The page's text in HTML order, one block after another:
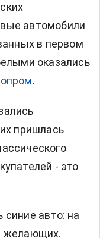
автомобили
в первом
оказались
.
пришлась
- это
синие авто: на
желающих.